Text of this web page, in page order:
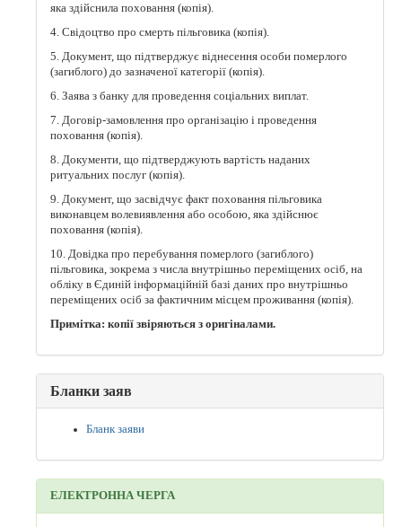
яка здійснила поховання (копія).
4. Свідоцтво про смерть пільговика (копія).
5. Документ, що підтверджує віднесення особи померлого
(загиблого) до зазначеної категорії (копія).
6. Заява з банку для проведення соціальних виплат.
7. Договір-замовлення про організацію і проведення
поховання (копія).
8. Документи, що підтверджують вартість наданих
ритуальних послуг (копія).
9. Документ, що засвідчує факт поховання пільговика
виконавцем волевиявлення або особою, яка здійснює
поховання (копія).
10. Довідка про перебування померлого (загиблого)
пільговика, зокрема з числа внутрішньо переміщених осіб, на
обліку в Єдиній інформаційній базі даних про внутрішньо
переміщених осіб за фактичним місцем проживання (копія).
Примітка: копії звіряються з оригіналами.
Бланки заяв
Бланк заяви
ЕЛЕКТРОННА ЧЕРГА